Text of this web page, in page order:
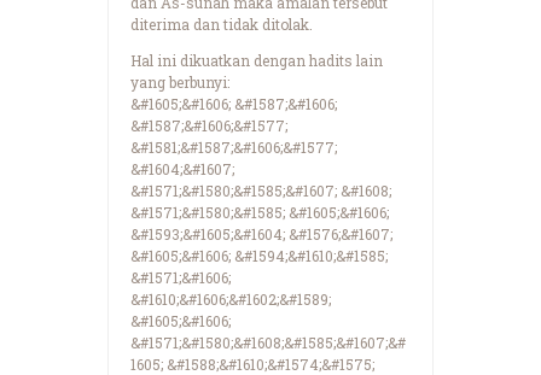
diterima dan tidak ditolak.
Hal ini dikuatkan dengan hadits lain
yang berbunyi:
&#1605;&#1606; &#1587;&#1606;
&#1587;&#1606;&#1577;
&#1581;&#1587;&#1606;&#1577;
&#1604;&#1607;
&#1571;&#1580;&#1585;&#1607; &#1608;
&#1571;&#1580;&#1585; &#1605;&#1606;
&#1593;&#1605;&#1604; &#1576;&#1607;
&#1605;&#1606; &#1594;&#1610;&#1585;
&#1571;&#1606;
&#1610;&#1606;&#1602;&#1589;
&#1605;&#1606;
&#1571;&#1580;&#1608;&#1585;&#1607;&#
1605; &#1588;&#1610;&#1574;&#1575;